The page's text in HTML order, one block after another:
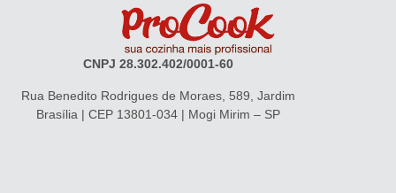
CNPJ 28.302.402/0001-60
Rua Benedito Rodrigues de Moraes, 589, Jardim
Brasília | CEP 13801-034 | Mogi Mirim – SP